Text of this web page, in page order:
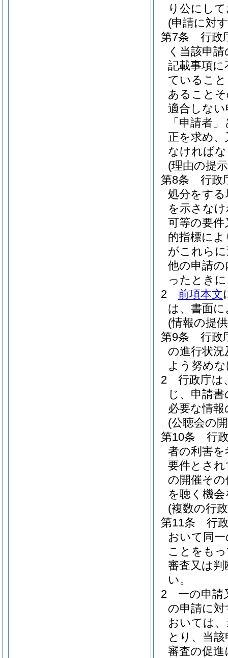
り公にし
(申請に対
第7条
行政
く当該申
記載事項
ているこ
あること
適合しな
「申請者
正を求め
なければ
(理由の提
第8条
行政
処分をす
を示さな
可等の要
的指標に
がこれら
他の申請
ったとき
2
前項本文
は、書面
(情報の提
第9条
行政
の進行状
よう努め
2
行政庁は
じ、申請
必要な情
(公聴会の
第10条
行
者の利害
要件とさ
の開催そ
を聴く機
(複数の行
第11条
行
おいて同
ことをも
審査又は
い。
2
一の申請
の申請に
おいては
とり、当
審査の促